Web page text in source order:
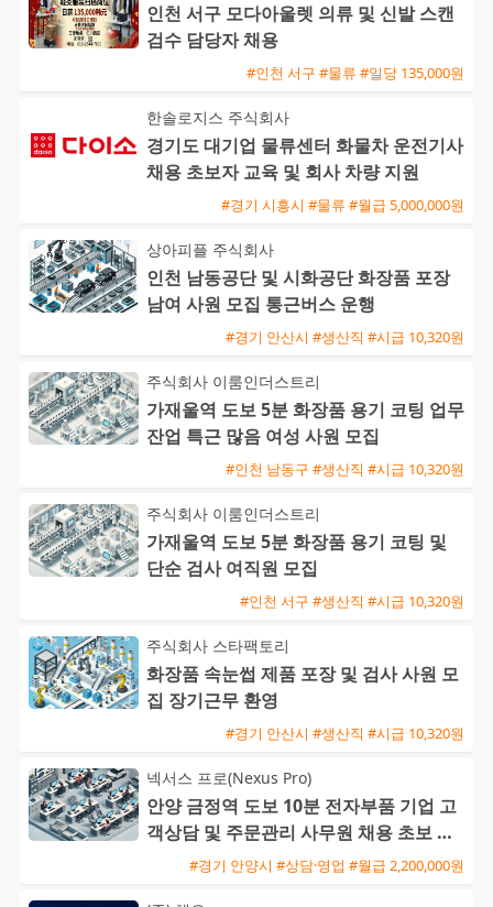
인천 서구 모다아울렛 의류 및 신발 스캔
검수 담당자 채용
#인천 서구 #물류 #일당 135,000원
한솔로지스 주식회사
경기도 대기업 물류센터 화물차 운전기사
채용 초보자 교육 및 회사 차량 지원
#경기 시흥시 #물류 #월급 5,000,000원
상아피플 주식회사
인천 남동공단 및 시화공단 화장품 포장
남여 사원 모집 통근버스 운행
#경기 안산시 #생산직 #시급 10,320원
주식회사 이룸인더스트리
가재울역 도보 5분 화장품 용기 코팅 업무
잔업 특근 많음 여성 사원 모집
#인천 남동구 #생산직 #시급 10,320원
주식회사 이룸인더스트리
가재울역 도보 5분 화장품 용기 코팅 및
단순 검사 여직원 모집
#인천 서구 #생산직 #시급 10,320원
주식회사 스타팩토리
화장품 속눈썹 제품 포장 및 검사 사원 모
집 장기근무 환영
#경기 안산시 #생산직 #시급 10,320원
넥서스 프로(Nexus Pro)
안양 금정역 도보 10분 전자부품 기업 고
객상담 및 주문관리 사무원 채용 초보 가
#경기 안양시 #상담·영업 #월급 2,200,000원